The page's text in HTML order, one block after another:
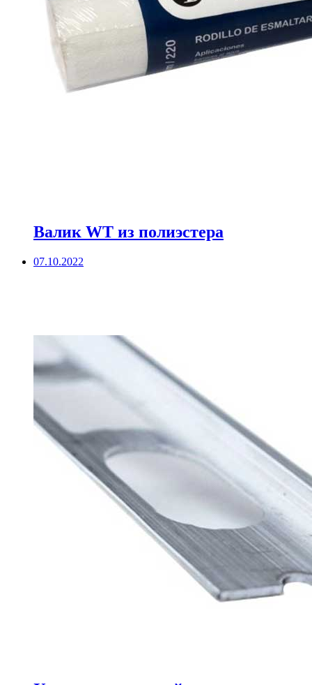
Валик WT из полиэстера
07.10.2022